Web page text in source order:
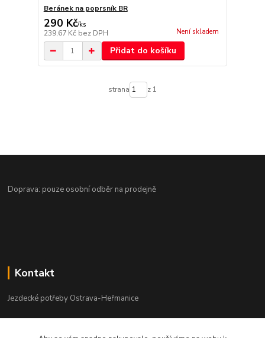
Beránek na poprsník BR
290 Kč/ks
239,67 Kč bez DPH Není skladem
Přidat do košíku
strana z 1
Doprava: pouze osobní odběr na prodejně
Kontakt
Jezdecké potřeby Ostrava-Heřmanice